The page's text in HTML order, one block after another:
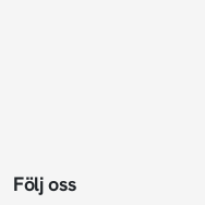
Följ oss